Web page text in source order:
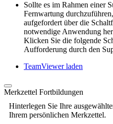
Sollte es im Rahmen einer
Fernwartung
aufgefordert über die
notwendige Anwendung
Klicken Sie die folgende
Aufforderung durch den
TeamViewer laden
Merkzettel Fortbildungen
Hinterlegen Sie Ihre
Ihrem persönlichen Merkzettel.